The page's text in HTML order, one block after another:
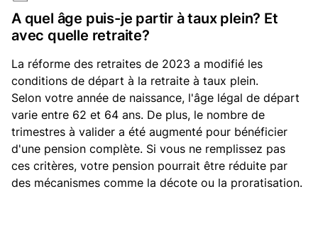
A quel âge puis-je partir à taux plein? Et
avec quelle retraite?
La réforme des retraites de 2023 a modifié les
conditions de départ à la retraite à taux plein.
Selon votre année de naissance, l'âge légal de départ
varie entre 62 et 64 ans. De plus, le nombre de
trimestres à valider a été augmenté pour bénéficier
d'une pension complète. Si vous ne remplissez pas
ces critères, votre pension pourrait être réduite par
des mécanismes comme la décote ou la proratisation.